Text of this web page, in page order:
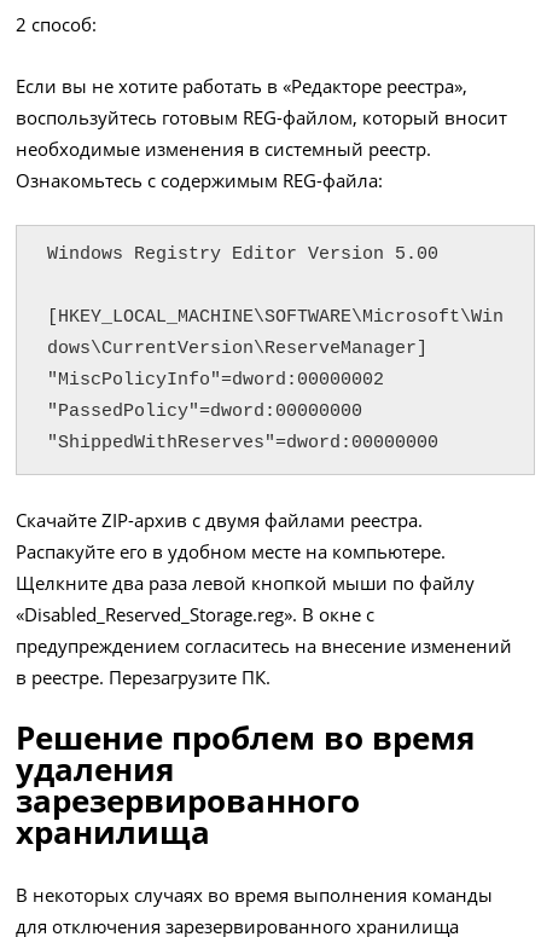
2 способ:
Если вы не хотите работать в «Редакторе реестра»,
воспользуйтесь готовым REG-файлом, который вносит
необходимые изменения в системный реестр.
Ознакомьтесь с содержимым REG-файла:
Windows Registry Editor Version 5.00
[HKEY_LOCAL_MACHINE\SOFTWARE\Microsoft\Win
dows\CurrentVersion\ReserveManager]
"MiscPolicyInfo"=dword:00000002
"PassedPolicy"=dword:00000000
"ShippedWithReserves"=dword:00000000
СкачайтеZIP-архив с двумя файлами реестра.
Распакуйте его в удобном месте на компьютере.
Щелкните два раза левой кнопкой мыши по файлу
«Disabled_Reserved_Storage.reg». В окне с
предупреждением согласитесь на внесение изменений
в реестре. Перезагрузите ПК.
Решение проблем во время
удаления
зарезервированного
хранилища
В некоторых случаях во время выполнения команды
для отключения зарезервированного хранилища